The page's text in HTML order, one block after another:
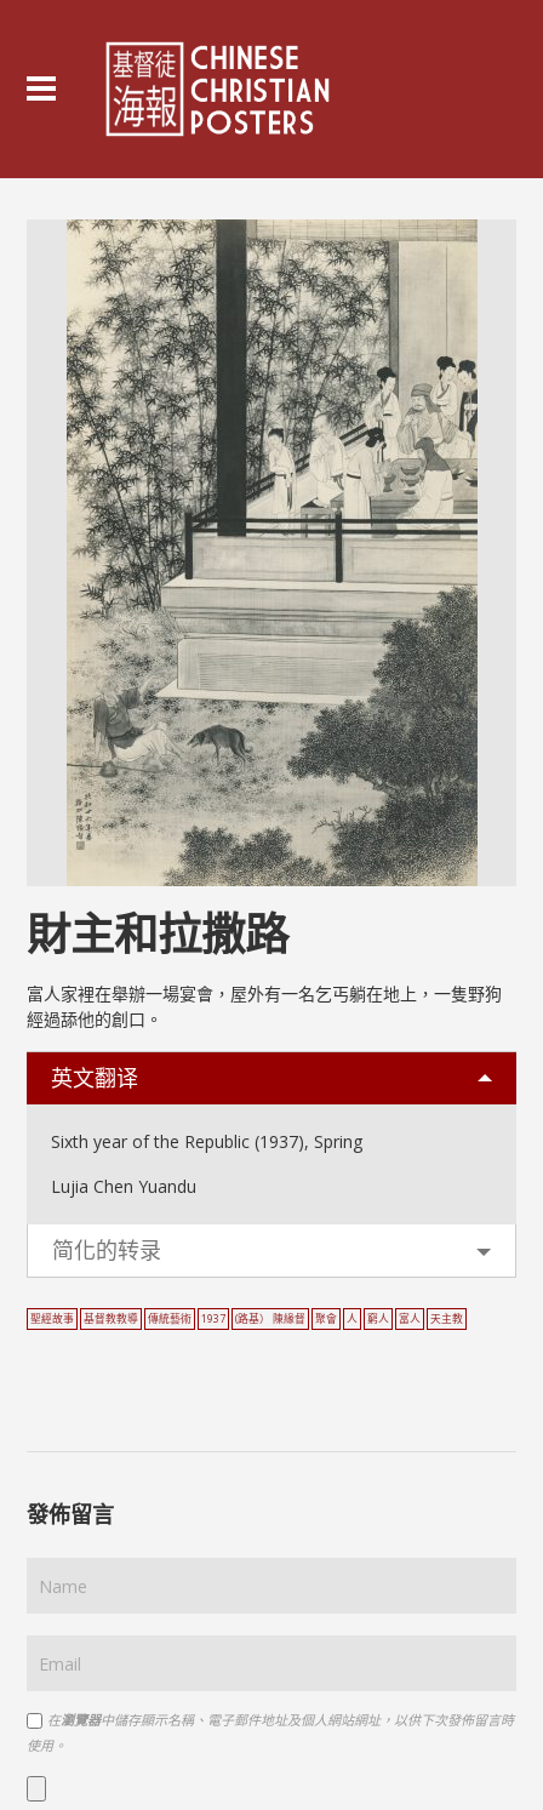
財主和拉撒路
富人家裡在舉辦一場宴會，屋外有一名乞丐躺在地上，一隻野狗
經過舔他的創口。
英文翻译
Sixth year of the Republic (1937), Spring
Lujia Chen Yuandu
简化的转录
聖經故事 基督教教導 傳統藝術 1937 (路基） 陳緣督 聚會 人 窮人 富人 天主教
發佈留言
在瀏覽器中儲存顯示名稱、電子郵件地址及個人網站網址，以供下次發佈留言時
使用。